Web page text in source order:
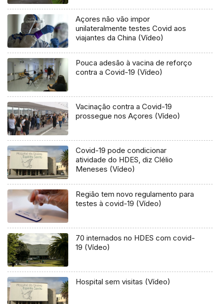
Açores não vão impor
unilateralmente testes Covid aos
viajantes da China (Vídeo)
Pouca adesão à vacina de reforço
contra a Covid-19 (Vídeo)
Vacinação contra a Covid-19
prossegue nos Açores (Vídeo)
Covid-19 pode condicionar
atividade do HDES, diz Clélio
Meneses (Vídeo)
Região tem novo regulamento para
testes à covid-19 (Vídeo)
70 internados no HDES com covid-
19 (Vídeo)
Hospital sem visitas (Vídeo)